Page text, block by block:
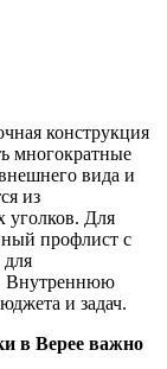
конструкция
многократные
вида и
из
уголков. Для
профлист с
Внутреннюю
и задач.
в Верее важно